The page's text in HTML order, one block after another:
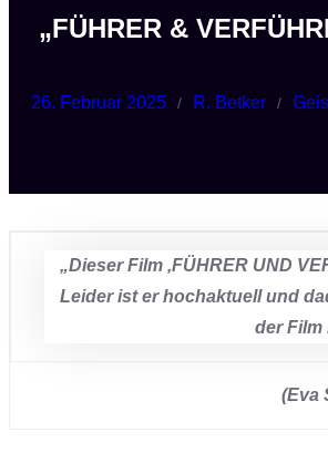
„FÜHRER &
26. Februar 2025 / R. Betker /
„Dieser Film ‚FÜHRER UND
Leider ist er hochaktuell und
der Film
(Eva